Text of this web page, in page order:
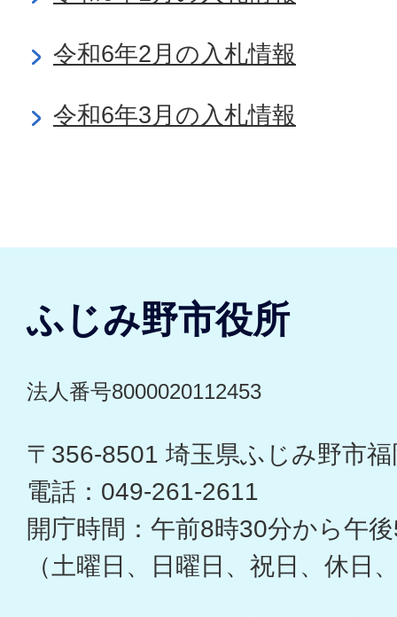
令和6年2月の入札情報
令和6年3月の入札情報
ふじみ野市役所
法人番号8000020112453
〒356-8501 埼玉県ふじみ野市
電話：049-261-2611
開庁時間：午前8時30分から午
（土曜日、日曜日、祝日、休日